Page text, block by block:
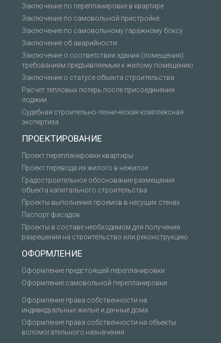
Заключение по перепланировке в квартире
Заключение по самовольной пристройке
Заключение по самовольному гаражному боксу
Заключение об аварийности
Заключение о соответствии здания (помещения)
требованиям предъявляемым к жилому помещению
Заключение о статусе объекта строительства
Расчет тепловых потерь после присоединения
лоджии
Судебная строительно-техническая комплексная
экспертиза
ПРОЕКТИРОВАНИЕ
Проект перепланировки квартиры
Проект перевода из жилого в нежилое
Градостроительное обоснование размещения
объекта капитального строительства
Проекты выполнения проемов в несущих стенах
Паспорт фасадов
Проекты в составе необходимом для получения
разрешения на строительство или реконструкцию
ОФОРМЛЕНИЕ
Оформление предстоящей перепланировки
Оформление самовольной перепланировки
Оформление права собственности на
индивидуальные жилые и дачные дома
Оформление права собственности на объекты
вспомогательного назначения